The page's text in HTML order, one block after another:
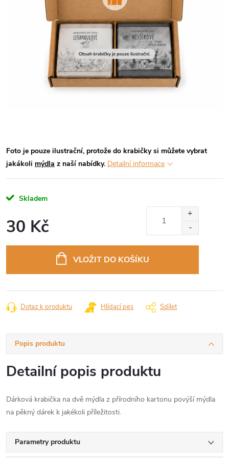
Foto je pouze ilustrační, protože do krabičky si můžete vybrat
jakákoli mýdla z naší nabídky. Detailní informace
Skladem
30 Kč
VLOŽIT DO KOŠÍKU
Dotaz k produktu Hlídací pes Sdílet
Popis produktu
Detailní popis produktu
Dárková krabička na dvě mýdla z přírodního kartonu povýší mýdla
na pěkný dárek k jakékoli příležitosti.
Parametry produktu